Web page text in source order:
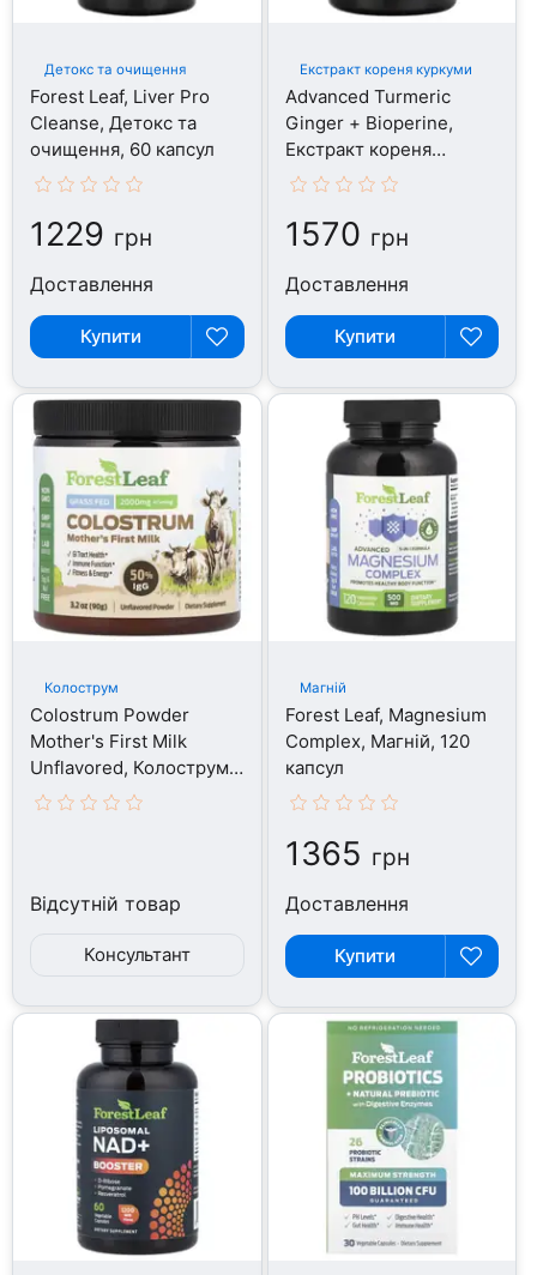
Детокс та очищення
Forest Leaf, Liver Pro
Cleanse, Детокс та
очищення, 60 капсул
1229 грн
Доставлення
Купити
Екстракт кореня куркуми
Advanced Turmeric
Ginger + Bioperine,
Екстракт кореня
куркуми, 120 капсул
1570 грн
Доставлення
Купити
Колострум
Colostrum Powder
Mother's First Milk
Unflavored, Колострум,
90 г
Відсутній товар
Консультант
Магній
Forest Leaf, Magnesium
Complex, Магній, 120
капсул
1365 грн
Доставлення
Купити